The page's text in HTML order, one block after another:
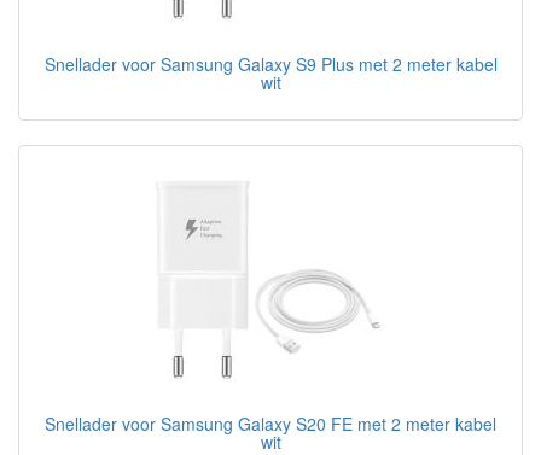
Snellader voor Samsung Galaxy S9 Plus met 2 meter kabel
wit
Snellader voor Samsung Galaxy S20 FE met 2 meter kabel
wit